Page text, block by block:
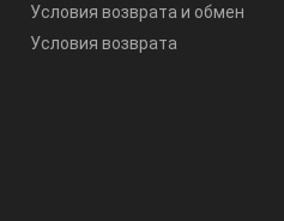
Условия возврата и обмен
Условия возврата